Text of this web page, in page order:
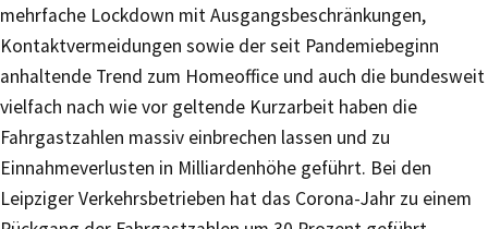
mehrfache Lockdown mit Ausgangsbeschränkungen,
Kontaktvermeidungen sowie der seit Pandemiebeginn
anhaltende Trend zum Homeoffice und auch die bundesweit
vielfach nach wie vor geltende Kurzarbeit haben die
Fahrgastzahlen massiv einbrechen lassen und zu
Einnahmeverlusten in Milliardenhöhe geführt. Bei den
Leipziger Verkehrsbetrieben hat das Corona-Jahr zu einem